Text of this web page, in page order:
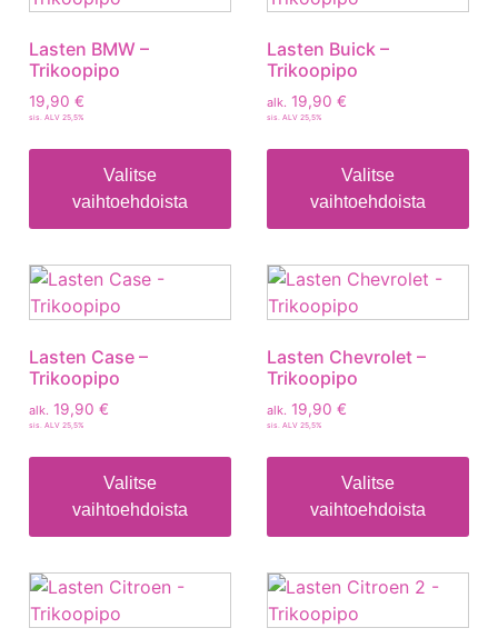
Lasten BMW –
Trikoopipo
19,90 €
sis. ALV 25,5%
Valitse
vaihtoehdoista
Lasten Buick –
Trikoopipo
alk. 19,90 €
sis. ALV 25,5%
Valitse
vaihtoehdoista
Lasten Case –
Trikoopipo
alk. 19,90 €
sis. ALV 25,5%
Valitse
vaihtoehdoista
Lasten Chevrolet –
Trikoopipo
alk. 19,90 €
sis. ALV 25,5%
Valitse
vaihtoehdoista